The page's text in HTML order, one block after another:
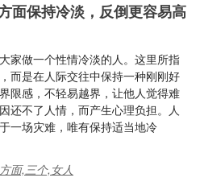
面保持冷淡，反倒更容易高
家做一个性情冷淡的人。这里所指
而是在人际交往中保持一种刚刚好
限感，不轻易越界，让他人觉得难
还不了人情，而产生心理负担。人
一场灾难，唯有保持适当地冷
方面,三个,女人